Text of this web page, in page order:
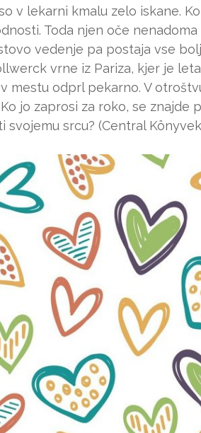
v lekarni kmalu zelo iskane.
Toda njen oče nenadoma
vedenje pa postaja vse
vrne iz Pariza, kjer je
mestu odprl pekarno. V
jo zaprosi za roko, se znajde
srcu? (Central